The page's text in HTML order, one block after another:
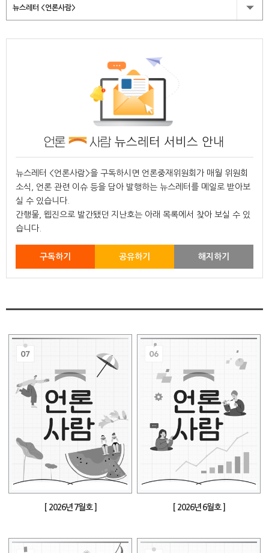
뉴스레터 <언론사람>
뉴스레터 서비스 안내
뉴스레터 <언론사람>을 구독하시면 언론중재위원회가 매월 위원회
소식, 언론 관련 이슈 등을 담아 발행하는 뉴스레터를 메일로 받아보
실 수 있습니다.
간행물, 웹진으로 발간됐던 지난호는 아래 목록에서 찾아 보실 수 있
습니다.
구독하기 공유하기 해지하기
[ 2026년 7월호 ] [ 2026년 6월호 ]